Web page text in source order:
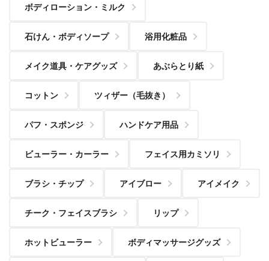
ボディローション・ミルク
石けん・ボディソープ 浴用化粧品
メイク道具・ケアグッズ あぶらとり紙
コットン ツィザー（毛抜き）
パフ・スポンジ ハンドケア用品
ビューラー・カーラー フェイス用カミソリ
ブラシ・チップ アイブロー アイメイク
チーク・フェイスブラシ リップ
ホットビューラー ボディマッサージグッズ